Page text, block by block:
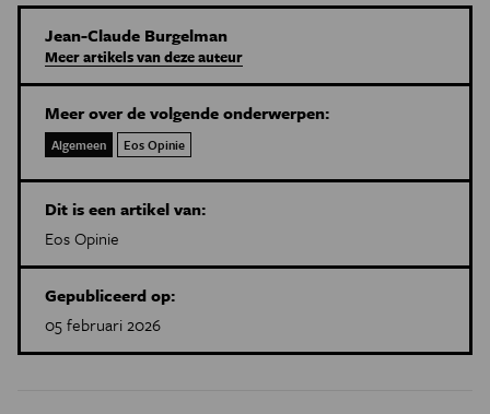
Jean-Claude Burgelman
Meer artikels van deze auteur
Meer over de volgende onderwerpen:
Algemeen Eos Opinie
Dit is een artikel van:
Eos Opinie
Gepubliceerd op:
05 februari 2026